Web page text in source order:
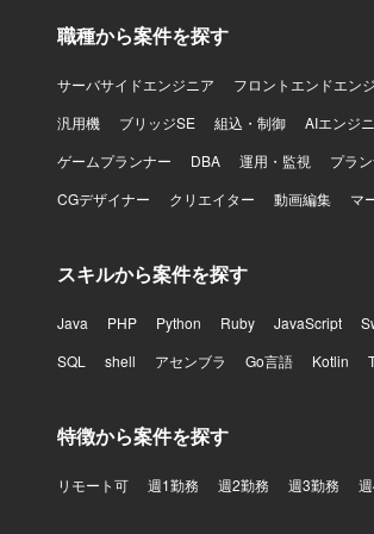
職種から案件を探す
サーバサイドエンジニア フロントエンドエン
汎用機
ブリッジSE 組込・制御 AIエンジ
ゲームプランナー
DBA 運用・監視 プラ
CGデザイナー
クリエイター 動画編集 マ
スキルから案件を探す
Java PHP Python Ruby JavaScript
SQL
shell アセンブラ Go言語 Kotlin
特徴から案件を探す
リモート可 週1勤務 週2勤務 週3勤務